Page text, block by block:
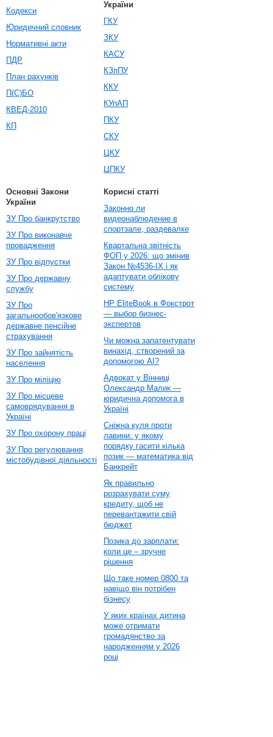
Кодекси
Юридичний словник
Нормативні акти
ПДР
План рахунків
П(С)БО
КВЕД-2010
КП
України
ГКУ
ЗКУ
КАСУ
КЗпПУ
ККУ
КУпАП
ПКУ
СКУ
ЦКУ
ЦПКУ
Основні Закони
України
ЗУ Про банкрутство
ЗУ Про виконавче
провадження
ЗУ Про відпустки
ЗУ Про державну
службу
ЗУ Про
загальнообов'язкове
державне пенсійне
страхування
ЗУ Про зайнятість
населення
ЗУ Про міліцію
ЗУ Про місцеве
самоврядування в
Україні
ЗУ Про охорону праці
ЗУ Про регулювання
містобудівної діяльності
Корисні статті
Законно ли
видеонаблюдение в
спортзале, раздевалке
Квартальна звітність
ФОП у 2026: що змінив
Закон №4536-IX і як
адаптувати облікову
систему
HP EliteBook в Фокстрот
— выбор бизнес-
экспертов
Чи можна запатентувати
винахід, створений за
допомогою AI?
Адвокат у Вінниці
Олександр Малик —
юридична допомога в
Україні
Сніжна куля проти
лавини: у якому
порядку гасити кілька
позик — математика від
Банкрейт
Як правильно
розрахувати суму
кредиту, щоб не
перевантажити свій
бюджет
Позика до зарплати:
коли це – зручне
рішення
Що таке номер 0800 та
навіщо він потрібен
бізнесу
У яких країнах дитина
може отримати
громадянство за
народженням у 2026
році